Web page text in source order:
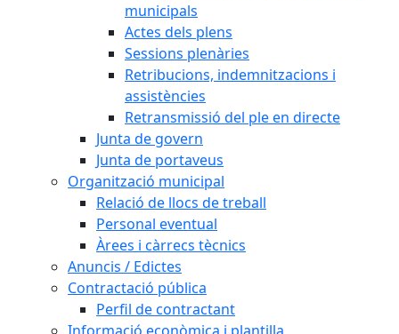
municipals
Actes dels plens
Sessions plenàries
Retribucions, indemnitzacions i
assistències
Retransmissió del ple en directe
Junta de govern
Junta de portaveus
Organització municipal
Relació de llocs de treball
Personal eventual
Àrees i càrrecs tècnics
Anuncis / Edictes
Contractació pública
Perfil de contractant